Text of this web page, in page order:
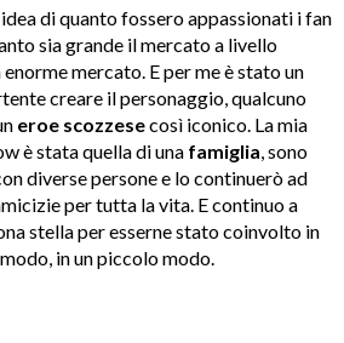
di quanto fossero appassionati i fan
sia grande il mercato a livello
mercato. E per me è stato un
creare il personaggio, qualcuno
eroe scozzesecosì iconico. La mia
è stata quella di una famiglia, sono
diverse persone e lo continuerò ad
per tutta la vita. E continuo a
stella per esserne stato coinvolto in
in un piccolo modo.